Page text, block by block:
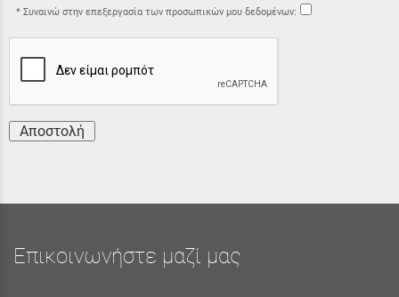
Συναινώ στην επεξεργασία των προσωπικών μου δεδομένων:
Αποστολή
Επικοινωνήστε μαζί μας